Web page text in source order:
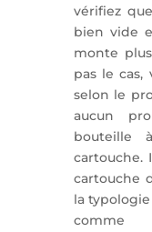
vérifiez
bien vide
monte
pas le cas,
selon le
aucun
bouteille
cartouche.
cartouche
la